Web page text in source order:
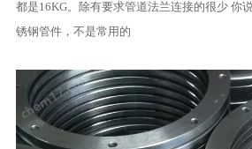
都是16KG。除有要求管道法兰连接的很少 你
锈钢管件，不是常用的